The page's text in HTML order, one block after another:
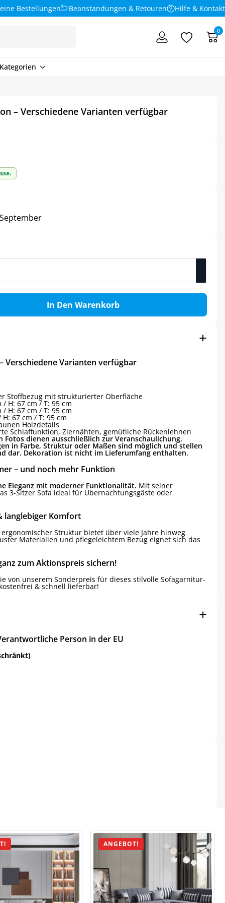
Bestellungen Beanstandungen & Retouren Hilfe & Kontakt
0
– Verschiedene Varianten verfügbar
In Den Warenkorb
Verschiedene Varianten verfügbar
Stoffbezug mit strukturierter Oberfläche
/ H: 67 cm / T: 95 cm
/ H: 67 cm / T: 95 cm
67 cm / T: 95 cm
Holzdetails
Schlaffunktion, Ziernähten, gemütliche Rückenlehnen
Fotos dienen ausschließlich zur Veranschaulichung.
in Farbe, Struktur oder Maßen sind möglich und stellen
dar. Dekoration ist nicht im Lieferumfang enthalten.
– und noch mehr Funktion
Eleganz mit moderner Funktionalität. Mit seiner
3-Sitzer Sofa ideal für Übernachtungsgäste oder
langlebiger Komfort
Struktur bietet über viele Jahre hinweg
Materialien und pflegeleichtem Bezug eignet sich das
zum Aktionspreis sichern!
von unserem Sonderpreis für dieses stilvolle Sofagarnitur-
& schnell lieferbar!
Person in der EU
ANGEBOT!